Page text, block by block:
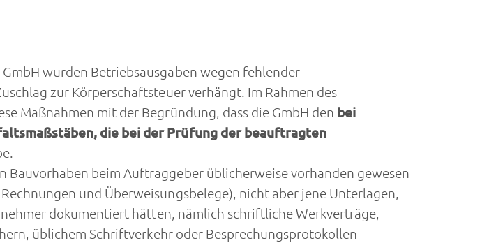
wurden Betriebsausgaben wegen fehlender
zur Körperschaftsteuer verhängt. Im Rahmen des
Maßnahmen mit der Begründung, dass die GmbH den bei
die bei der Prüfung der beauftragten
Bauvorhaben beim Auftraggeber üblicherweise vorhanden gewesen
und Überweisungsbelege), nicht aber jene Unterlagen,
dokumentiert hätten, nämlich schriftliche Werkverträge,
üblichem Schriftverkehr oder Besprechungsprotokollen